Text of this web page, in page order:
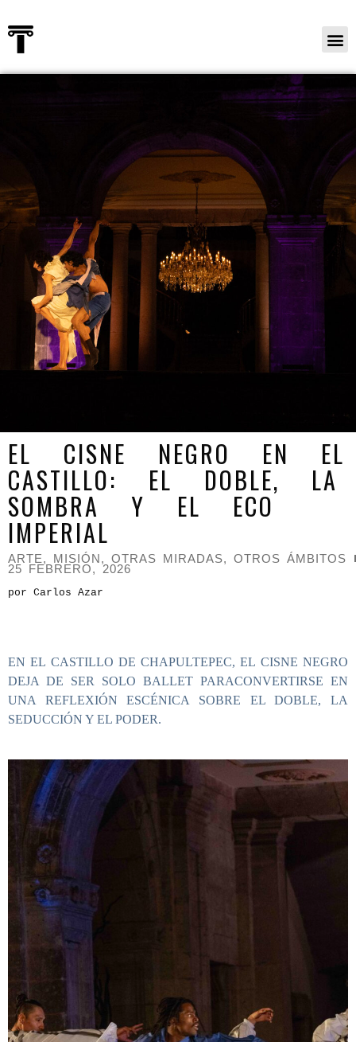
EL CISNE NEGRO EN EL
CASTILLO: EL DOBLE, LA
SOMBRA Y EL ECO
IMPERIAL
ARTE, MISIÓN, OTRAS MIRADAS, OTROS ÁMBITOS
25 FEBRERO, 2026
por Carlos Azar
EN EL CASTILLO DE CHAPULTEPEC, EL CISNE NEGRO
DEJA DE SER SOLO BALLET PARACONVERTIRSE EN
UNA REFLEXIÓN ESCÉNICA SOBRE EL DOBLE, LA
SEDUCCIÓN Y EL PODER.